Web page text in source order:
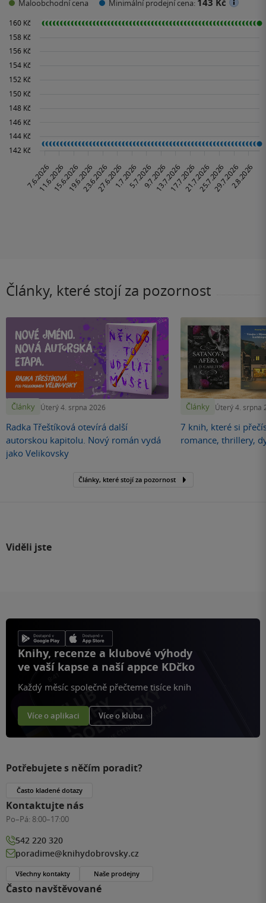
Maloobchodní cena Minimální prodejní cena: 143 Kč
Články, které stojí za pozornost
Články Úterý 4. srpna 2026
Radka Třeštíková otevírá další
autorskou kapitolu. Nový román vydá
jako Velikovsky
Články Úterý 4. srpna
7 knih, které si
romance, thrillery,
Články, které stojí za pozornost
Viděli jste
Knihy, recenze a klubové výhody
ve vaší kapse a naší appce KDčko
Každý měsíc společně přečteme tisíce knih
Více o aplikaci Více o klubu
Často navštěvované
Potřebujete s něčím poradit?
Často kladené dotazy
Kontaktujte nás
Po–Pá: 8:00–17:00
542 220 320
poradime@knihydobrovsky.cz
Všechny kontakty Naše prodejny